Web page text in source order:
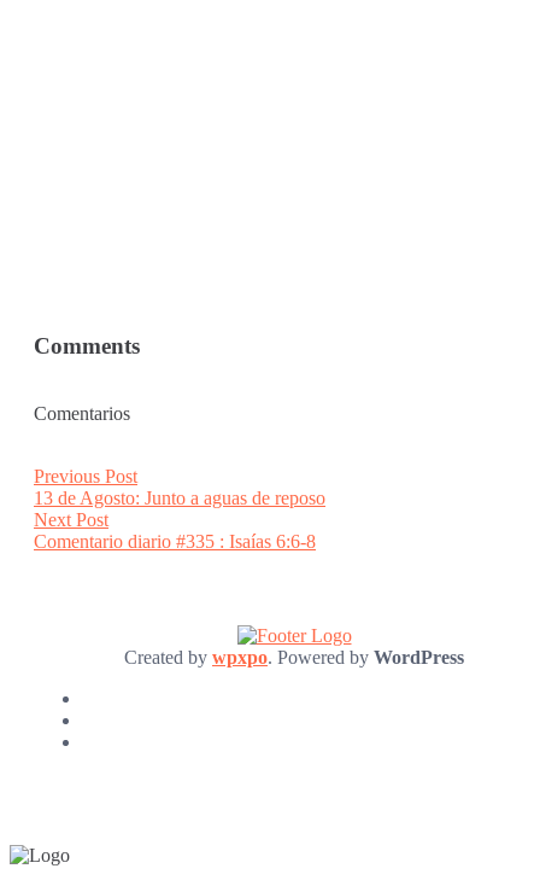
Comments
Comentarios
Post
navigation
Previous PostPrevious
post:
13 de Agosto: Junto a aguas de reposo
Next PostNext
post:
Comentario diario #335 : Isaías 6:6-8
Created by wpxpo. Powered by WordPress